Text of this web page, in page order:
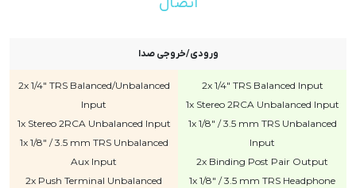
ورودی/خروجی صدا
2x 1/4" TRS Balanced Input
1x Stereo 2RCA Unbalanced Input
1x 1/8" / 3.5 mm TRS Unbalanced
Input
2x Binding Post Pair Output
1x 1/8" / 3.5 mm TRS Headphone
2x 1/4" TRS Balanced/Unbalanced
Input
1x Stereo 2RCA Unbalanced Input
1x 1/8" / 3.5 mm TRS Unbalanced
Aux Input
2x Push Terminal Unbalanced